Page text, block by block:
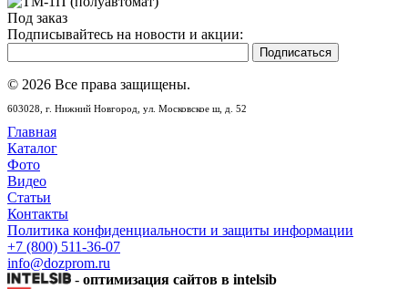
Под заказ
Подписывайтесь на новости и акции:
© 2026 Все права защищены.
603028, г. Нижний Новгород, ул. Московское ш, д. 52
Главная
Каталог
Фото
Видео
Статьи
Контакты
Политика конфиденциальности и защиты информации
+7 (800) 511-36-07
info@dozprom.ru
- оптимизация сайтов в intelsib